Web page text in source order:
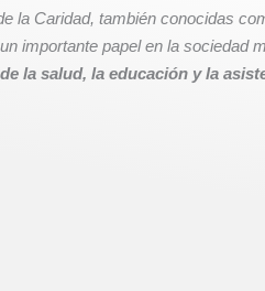
la Caridad, también conocidas
importante papel en la sociedad
la salud, la educación y la